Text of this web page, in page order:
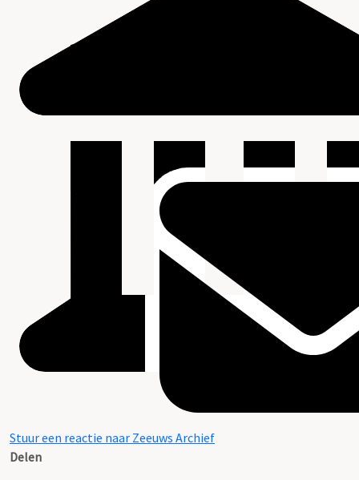
Stuur een reactie naar Zeeuws Archief
Delen